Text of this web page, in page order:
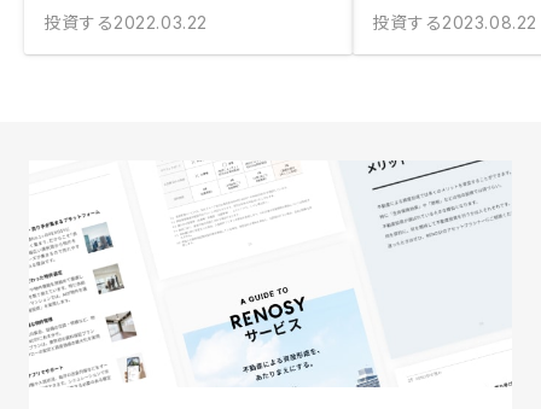
投資する2022.03.22
投資する2023.08.22